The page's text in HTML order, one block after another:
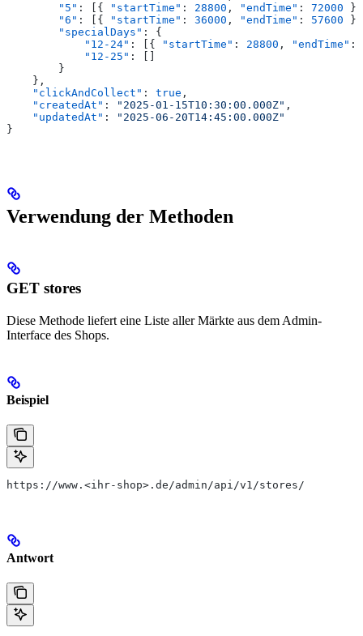
        "5"
: [{ "startTime" : 28800 , "endTime" : 72000
        "6"
: [{ "startTime" : 36000 , "endTime" : 57600
        "specialDays"
: {
            "12-24"
: [{ "startTime" : 28800 , "endTime" :
            "12-25"
: []
        }
    },
    "clickAndCollect"
: true ,
    "createdAt"
: "2025-01-15T10:30:00.000Z" ,
    "updatedAt"
:
"2025-06-20T14:45:00.000Z"
}
Verwendung der Methoden
GET stores
Diese Methode liefert eine Liste aller Märkte aus dem Admin-
Interface des Shops.
Beispiel
https://www.<ihr-shop>.de/admin/api/v1/stores/
Antwort